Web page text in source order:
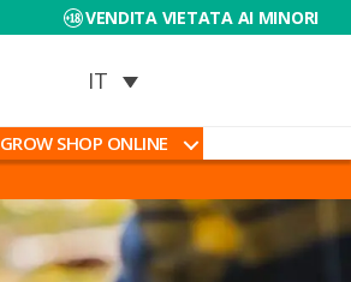
VENDITA VIETATA AI MINORI
GROW SHOP ONLINE